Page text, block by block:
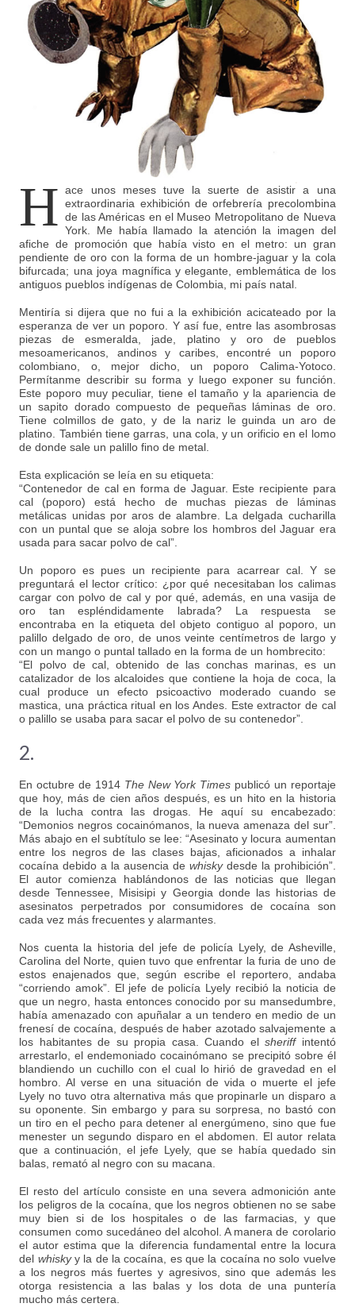
H ace unos meses tuve la suerte de asistir a una
extraordinaria exhibición de orfebrería precolombina
de las Américas en el Museo Metropolitano de Nueva
York. Me había llamado la atención la imagen del
afiche de promoción que había visto en el metro: un gran
pendiente de oro con la forma de un hombre-jaguar y la cola
bifurcada; una joya magnífica y elegante, emblemática de los
antiguos pueblos indígenas de Colombia, mi país natal.
Mentiría si dijera que no fui a la exhibición acicateado por la
esperanza de ver un poporo. Y así fue, entre las asombrosas
piezas de esmeralda, jade, platino y oro de pueblos
mesoamericanos, andinos y caribes, encontré un poporo
colombiano, o, mejor dicho, un poporo Calima-Yotoco.
Permítanme describir su forma y luego exponer su función.
Este poporo muy peculiar, tiene el tamaño y la apariencia de
un sapito dorado compuesto de pequeñas láminas de oro.
Tiene colmillos de gato, y de la nariz le guinda un aro de
platino. También tiene garras, una cola, y un orificio en el lomo
de donde sale un palillo fino de metal.
Esta explicación se leía en su etiqueta:
“Contenedor de cal en forma de Jaguar. Este recipiente para
cal (poporo) está hecho de muchas piezas de láminas
metálicas unidas por aros de alambre. La delgada cucharilla
con un puntal que se aloja sobre los hombros del Jaguar era
usada para sacar polvo de cal”.
Un poporo es pues un recipiente para acarrear cal. Y se
preguntará el lector crítico: ¿por qué necesitaban los calimas
cargar con polvo de cal y por qué, además, en una vasija de
oro tan espléndidamente labrada? La respuesta se
encontraba en la etiqueta del objeto contiguo al poporo, un
palillo delgado de oro, de unos veinte centímetros de largo y
con un mango o puntal tallado en la forma de un hombrecito:
“El polvo de cal, obtenido de las conchas marinas, es un
catalizador de los alcaloides que contiene la hoja de coca, la
cual produce un efecto psicoactivo moderado cuando se
mastica, una práctica ritual en los Andes. Este extractor de cal
o palillo se usaba para sacar el polvo de su contenedor”.
2.
En octubre de 1914 The New York Times publicó un reportaje
que hoy, más de cien años después, es un hito en la historia
de la lucha contra las drogas. He aquí su encabezado:
“Demonios negros cocainómanos, la nueva amenaza del sur”.
Más abajo en el subtítulo se lee: “Asesinato y locura aumentan
entre los negros de las clases bajas, aficionados a inhalar
cocaína debido a la ausencia de whiskydesde la prohibición”.
El autor comienza hablándonos de las noticias que llegan
desde Tennessee, Misisipi y Georgia donde las historias de
asesinatos perpetrados por consumidores de cocaína son
cada vez más frecuentes y alarmantes.
Nos cuenta la historia del jefe de policía Lyely, de Asheville,
Carolina del Norte, quien tuvo que enfrentar la furia de uno de
estos enajenados que, según escribe el reportero, andaba
“corriendo amok”. El jefe de policía Lyely recibió la noticia de
que un negro, hasta entonces conocido por su mansedumbre,
había amenazado con apuñalar a un tendero en medio de un
frenesí de cocaína, después de haber azotado salvajemente a
los habitantes de su propia casa. Cuando elsheriffintentó
arrestarlo, el endemoniado cocainómano se precipitó sobre él
blandiendo un cuchillo con el cual lo hirió de gravedad en el
hombro. Al verse en una situación de vida o muerte el jefe
Lyely no tuvo otra alternativa más que propinarle un disparo a
su oponente. Sin embargo y para su sorpresa, no bastó con
un tiro en el pecho para detener al energúmeno, sino que fue
menester un segundo disparo en el abdomen. El autor relata
que a continuación, el jefe Lyely, que se había quedado sin
balas, remató al negro con su macana.
El resto del artículo consiste en una severa admonición ante
los peligros de la cocaína, que los negros obtienen no se sabe
muy bien si de los hospitales o de las farmacias, y que
consumen como sucedáneo del alcohol. A manera de corolario
el autor estima que la diferencia fundamental entre la locura
del whiskyy la de la cocaína, es que la cocaína no solo vuelve
a los negros más fuertes y agresivos, sino que además les
otorga resistencia a las balas y los dota de una puntería
mucho más certera.